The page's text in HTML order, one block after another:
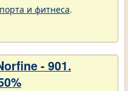
и фитнеса.
- 901.